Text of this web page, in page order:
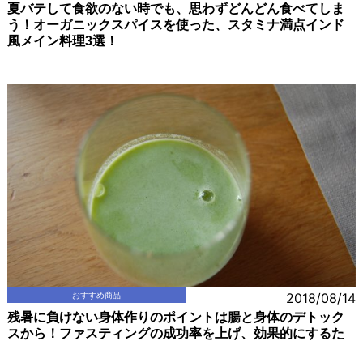
夏バテして食欲のない時でも、思わずどんどん食べてしま
う！オーガニックスパイスを使った、スタミナ満点インド
風メイン料理3選！
おすすめ商品 2018/08/14
残暑に負けない身体作りのポイントは腸と身体のデトック
スから！ファスティングの成功率を上げ、効果的にするた